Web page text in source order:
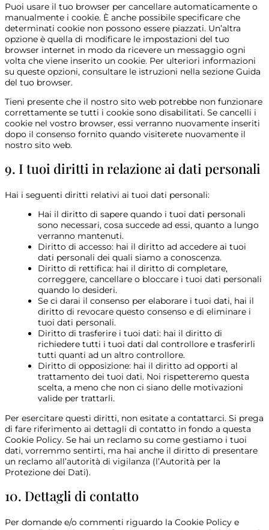
Puoi usare il tuo browser per cancellare automaticamente o
manualmente i cookie. È anche possibile specificare che
determinati cookie non possono essere piazzati. Un’altra
opzione è quella di modificare le impostazioni del tuo
browser internet in modo da ricevere un messaggio ogni
volta che viene inserito un cookie. Per ulteriori informazioni
su queste opzioni, consultare le istruzioni nella sezione Guida
del tuo browser.
Tieni presente che il nostro sito web potrebbe non funzionare
correttamente se tutti i cookie sono disabilitati. Se cancelli i
cookie nel vostro browser, essi verranno nuovamente inseriti
dopo il consenso fornito quando visiterete nuovamente il
nostro sito web.
9. I tuoi diritti in relazione ai dati personali
Hai i seguenti diritti relativi ai tuoi dati personali:
Hai il diritto di sapere quando i tuoi dati personali
sono necessari, cosa succede ad essi, quanto a lungo
verranno mantenuti.
Diritto di accesso: hai il diritto ad accedere ai tuoi
dati personali dei quali siamo a conoscenza.
Diritto di rettifica: hai il diritto di completare,
correggere, cancellare o bloccare i tuoi dati personali
quando lo desideri.
Se ci darai il consenso per elaborare i tuoi dati, hai il
diritto di revocare questo consenso e di eliminare i
tuoi dati personali.
Diritto di trasferire i tuoi dati: hai il diritto di
richiedere tutti i tuoi dati dal controllore e trasferirli
tutti quanti ad un altro controllore.
Diritto di opposizione: hai il diritto ad opporti al
trattamento dei tuoi dati. Noi rispetteremo questa
scelta, a meno che non ci siano delle motivazioni
valide per trattarli.
Per esercitare questi diritti, non esitate a contattarci. Si prega
di fare riferimento ai dettagli di contatto in fondo a questa
Cookie Policy. Se hai un reclamo su come gestiamo i tuoi
dati, vorremmo sentirti, ma hai anche il diritto di presentare
un reclamo all’autorità di vigilanza (l’Autorità per la
Protezione dei Dati).
10. Dettagli di contatto
Per domande e/o commenti riguardo la Cookie Policy e